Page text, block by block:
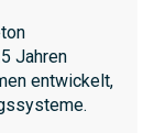
Jahren
entwickelt,